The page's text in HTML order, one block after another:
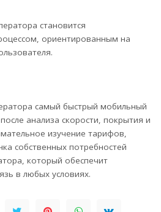
становится
ориентированным на
самый быстрый мобильный
анализа скорости, покрытия и
изучение тарифов,
собственных потребностей
который обеспечит
в любых условиях.